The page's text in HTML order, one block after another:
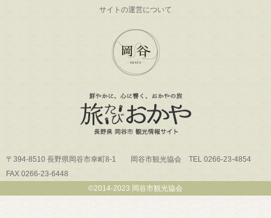
サイトの運営について
〒394-8510 長野県岡谷市幸町8-1 岡谷市観光協会 TEL 0266-23-4854
FAX 0266-23-6448
©2014-2023 岡谷市観光協会